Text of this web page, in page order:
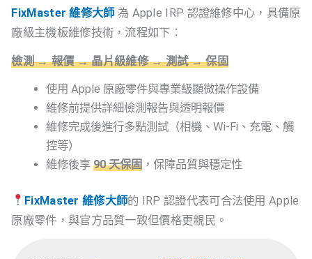
FixMaster 維修大師 為 Apple IRP 認證維修中心，具備原
廠級主機板維修技術，流程如下：
檢測 → 報價 → 晶片級維修 → 測試 → 保固
使用 Apple 原廠零件與專業級顯微操作設備
維修前提供詳細檢測報告與透明報價
維修完成後進行多點測試（相機、Wi-Fi、充電、觸
控等）
維修後享 90 天保固，保障品質與穩定性
FixMaster 維修大師的 IRP 認證代表可合法使用 Apple
原廠零件，與官方品質一致但價格更親民。